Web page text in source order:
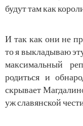
будут там как
И так как они не
то я выкладываю
максимальный
родиться и
скрывает
уж славянской